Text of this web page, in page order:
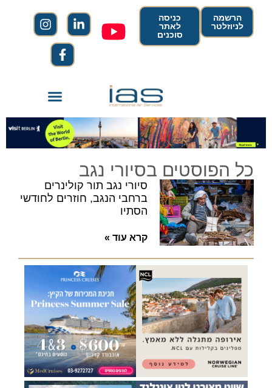
הרשמה
לניוזלטר
כניסה
לאתר
סוכנים
כל הפוסטים בסיורי נגב
סיורי נגב תור קולינרים
ברחבי הנגב, חוזרים לחודשי
הסתיו
קרא עוד »